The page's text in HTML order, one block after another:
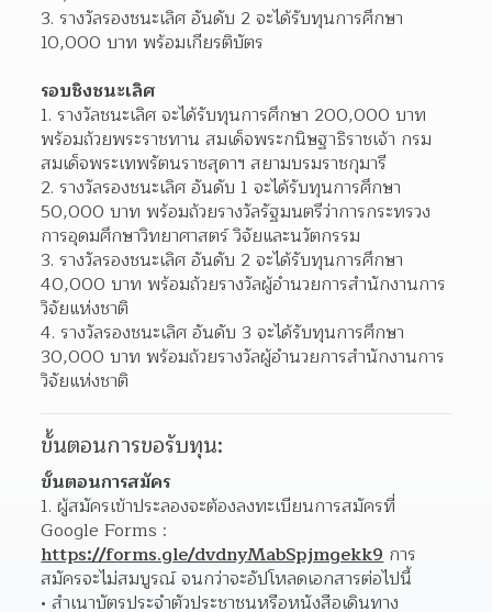
รางวัลรองชนะเลิศ อันดับ 2 จะได้รับทุนการศึกษา
10,000 บาท พร้อมเกียรติบัตร
รอบชิงชนะเลิศ
รางวัลชนะเลิศ จะได้รับทุนการศึกษา 200,000 บาท
พร้อมถ้วยพระราชทาน สมเด็จพระกนิษฐาธิราชเจ้า กรม
สมเด็จพระเทพรัตนราชสุดาฯ สยามบรมราชกุมารี
รางวัลรองชนะเลิศ อันดับ 1 จะได้รับทุนการศึกษา
50,000 บาท พร้อมถ้วยรางวัลรัฐมนตรีว่าการกระทรวง
การอุดมศึกษาวิทยาศาสตร์ วิจัยและนวัตกรรม
รางวัลรองชนะเลิศ อันดับ 2 จะได้รับทุนการศึกษา
40,000 บาท พร้อมถ้วยรางวัลผู้อำนวยการสำนักงานการ
วิจัยแห่งชาติ
รางวัลรองชนะเลิศ อันดับ 3 จะได้รับทุนการศึกษา
30,000 บาท พร้อมถ้วยรางวัลผู้อำนวยการสำนักงานการ
วิจัยแห่งชาติ
ขั้นตอนการขอรับทุน:
ขั้นตอนการสมัคร
1. ผู้สมัครเข้าประลองจะต้องลงทะเบียนการสมัครที่
https://forms.gle/dvdnyMabSpjmgekk9 การ
สมัครจะไม่สมบูรณ์ จนกว่าจะอัปโหลดเอกสารต่อไปนี้
สําเนาบัตรประจําตัวประชาชนหรือหนังสือเดินทาง